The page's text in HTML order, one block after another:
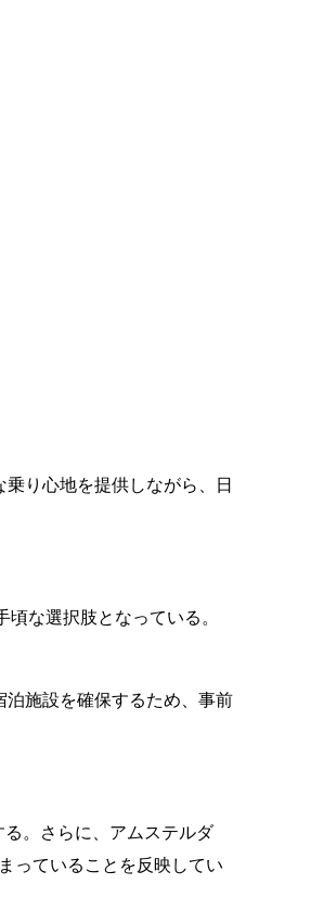
り心地を提供しながら、日
な選択肢となっている。
施設を確保するため、事前
。さらに、アムステルダ
っていることを反映してい